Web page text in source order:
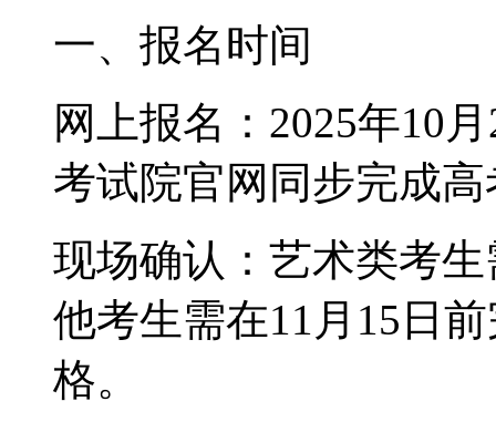
一、报名时间
网上报名‌：2025年10
考试院官网同步完成
现场确认‌：艺术类考
他考生需在11月15日
格。